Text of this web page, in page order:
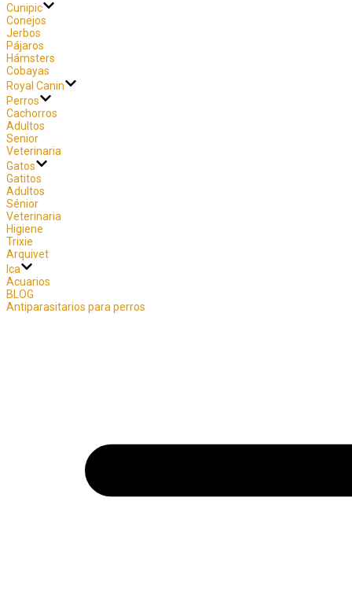
Cunipic
Conejos
Jerbos
Pájaros
Hámsters
Cobayas
Royal Canin
Perros
Cachorros
Adultos
Senior
Veterinaria
Gatos
Gatitos
Adultos
Sénior
Veterinaria
Higiene
Trixie
Arquivet
Ica
Acuarios
BLOG
Antiparasitarios para perros